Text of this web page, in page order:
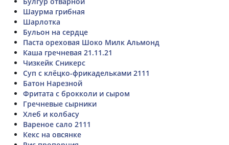
Шаурма грибная
Шарлотка
Бульон на сердце
Паста ореховая Шоко Милк Альмонд
Каша гречневая 21.11.21
Чизкейк Сникерс
Суп с клёцко-фрикадельками 2111
Батон Нарезной
Фритата с брокколи и сыром
Гречневые сырники
Хлеб и колбасу
Вареное сало 2111
Кекс на овсянке